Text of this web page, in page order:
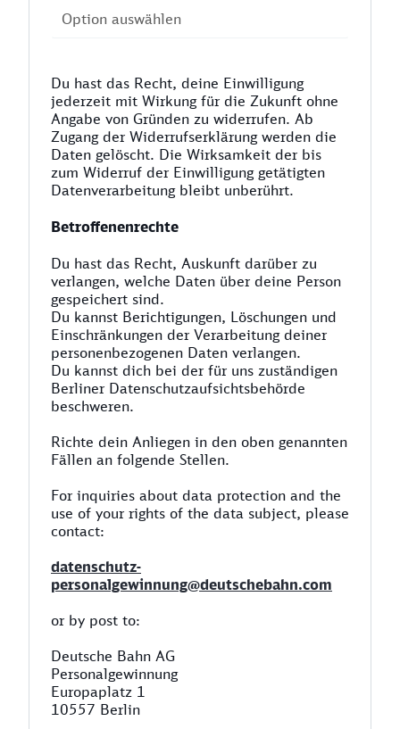
Du hast das Recht, deine Einwilligung
jederzeit mit Wirkung für die Zukunft ohne
Angabe von Gründen zu widerrufen. Ab
Zugang der Widerrufserklärung werden die
Daten gelöscht. Die Wirksamkeit der bis
zum Widerruf der Einwilligung getätigten
Datenverarbeitung bleibt unberührt.
Betroffenenrechte
Du hast das Recht, Auskunft darüber zu
verlangen, welche Daten über deine Person
gespeichert sind.
Du kannst Berichtigungen, Löschungen und
Einschränkungen der Verarbeitung deiner
personenbezogenen Daten verlangen.
Du kannst dich bei der für uns zuständigen
Berliner Datenschutzaufsichtsbehörde
beschweren.
Richte dein Anliegen in den oben genannten
Fällen an folgende Stellen.
For inquiries about data protection and the
use of your rights of the data subject, please
contact:
datenschutz-
personalgewinnung@deutschebahn.com
or by post to:
Deutsche Bahn AG
Personalgewinnung
Europaplatz 1
10557 Berlin